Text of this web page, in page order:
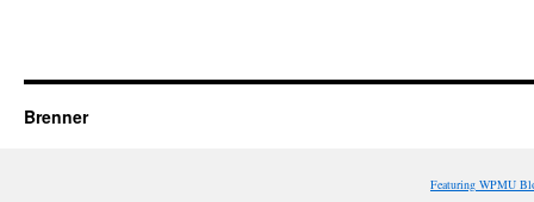
Brenner
Featuring WPMU